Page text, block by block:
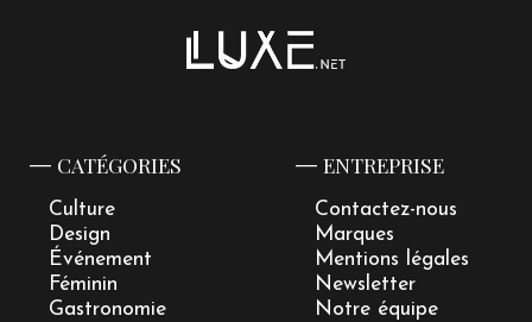
CATÉGORIES
Culture
Design
Événement
Féminin
Gastronomie
ENTREPRISE
Contactez-nous
Marques
Mentions légales
Newsletter
Notre équipe